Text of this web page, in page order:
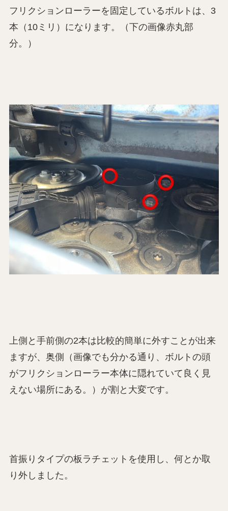
フリクションローラーを固定しているボルトは、3
本（10ミリ）になります。（下の画像赤丸部
分。）
上側と手前側の2本は比較的簡単に外すことが出来
ますが、奥側（画像でも分かる通り、ボルトの頭
がフリクションローラー本体に隠れていて良く見
えない場所にある。）が割と大変です。
首振りタイプの板ラチェットを使用し、何とか取
り外しました。